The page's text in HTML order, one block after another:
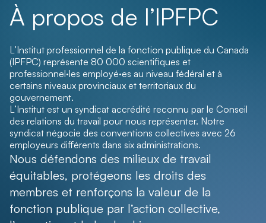
À propos de l’IPFPC
L’Institut professionnel de la fonction publique du Canada
(IPFPC) représente 80 000 scientifiques et
professionnel·les employé·es au niveau fédéral et à
certains niveaux provinciaux et territoriaux du
gouvernement.
L’Institut est un syndicat accrédité reconnu par le Conseil
des relations du travail pour nous représenter. Notre
syndicat négocie des conventions collectives avec 26
employeurs différents dans six administrations.
Nous défendons des milieux de travail
équitables, protégeons les droits des
membres et renforçons la valeur de la
fonction publique par l’action collective,